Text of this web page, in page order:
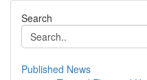
Search
Published News